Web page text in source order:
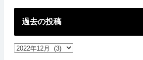
過去の投稿
過